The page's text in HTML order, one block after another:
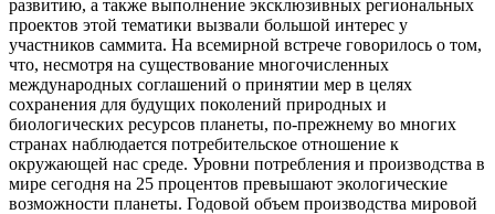
развитию, а также выполнение эксклюзивных региональных
проектов этой тематики вызвали большой интерес у
участников саммита. На всемирной встрече говорилось о том,
что, несмотря на существование многочисленных
международных соглашений о принятии мер в целях
сохранения для будущих поколений природных и
биологических ресурсов планеты, по-прежнему во многих
странах наблюдается потребительское отношение к
окружающей нас среде. Уровни потребления и производства в
мире сегодня на 25 процентов превышают экологические
возможности планеты. Годовой объем производства мировой